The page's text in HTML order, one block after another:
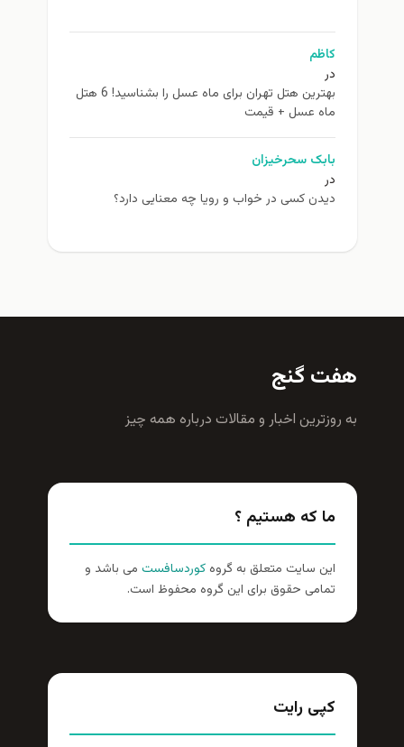
کاظم
در
بهترین هتل تهران برای ماه عسل را بشناسید! 6 هتل
ماه عسل + قیمت
بابک سحرخیزان
در
دیدن کسی در خواب و رویا چه معنایی دارد؟
هفت گنج
به روزترين اخبار و مقالات درباره همه چيز
ما که هستیم ؟
این سایت متعلق به گروهکوردسافست می باشد و
تمامی حقوق برای این گروه محفوظ است.
کپی رایت